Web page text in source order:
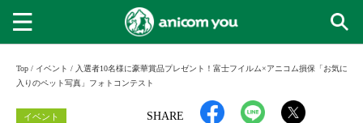
Top / イベント / 入選者10名様に豪華賞品プレゼント！富士フイルム×アニコム損保「お気に
入りのペット写真」フォトコンテスト
SHARE
イベント